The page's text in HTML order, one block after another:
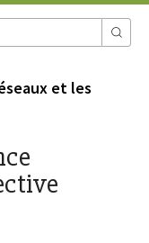
et les